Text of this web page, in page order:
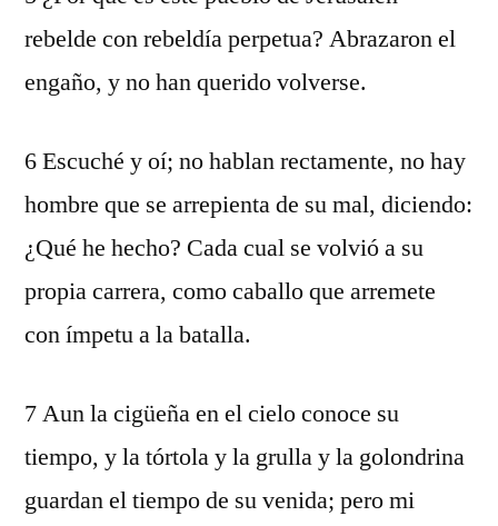
rebelde con rebeldía perpetua? Abrazaron el
engaño, y no han querido volverse.
6 Escuché y oí; no hablan rectamente, no hay
hombre que se arrepienta de su mal, diciendo:
¿Qué he hecho? Cada cual se volvió a su
propia carrera, como caballo que arremete
con ímpetu a la batalla.
7 Aun la cigüeña en el cielo conoce su
tiempo, y la tórtola y la grulla y la golondrina
guardan el tiempo de su venida; pero mi